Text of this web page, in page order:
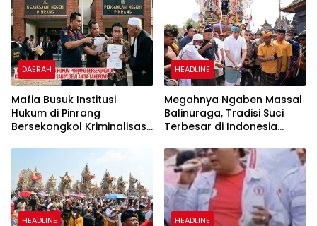
DAERAH
Mafia Busuk Institusi
Hukum di Pinrang
Bersekongkol Kriminalisasi
HEADLINE
Megahnya Ngaben Massal
Balinuraga, Tradisi Suci
Terbesar di Indonesia
dan Merekatkan Ikatan
Keluarga
HEADLINE HEADLINE